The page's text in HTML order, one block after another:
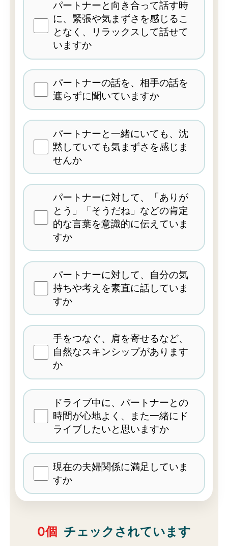
パートナーと向き合って話す時
に、緊張や気まずさを感じるこ
となく、リラックスして話せて
いますか
パートナーの話を、相手の話を
遮らずに聞いていますか
パートナーと一緒にいても、沈
黙していても気まずさを感じま
せんか
パートナーに対して、「ありが
とう」「そうだね」などの肯定
的な言葉を意識的に伝えていま
すか
パートナーに対して、自分の気
持ちや考えを素直に話していま
すか
手をつなぐ、肩を寄せるなど、
自然なスキンシップがあります
か
ドライブ中に、パートナーとの
時間が心地よく、また一緒にド
ライブしたいと思いますか
現在の夫婦関係に満足していま
すか
0個 チェックされています